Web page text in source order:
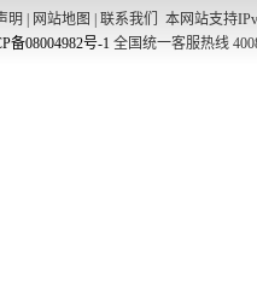
明 网站地图 联系我们
本网站支持
备08004982号-1 全国统一客服热线